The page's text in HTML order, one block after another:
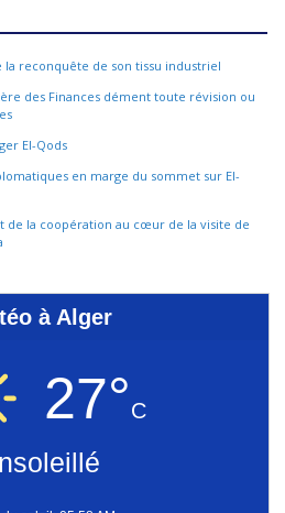
la reconquête de son tissu industriel
des Finances dément toute révision ou
El-Qods
en marge du sommet sur El-
de la coopération au cœur de la visite de
à Alger
27°C